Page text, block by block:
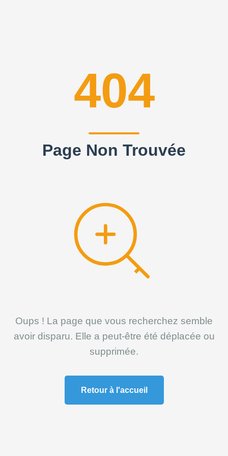
404
Page Non Trouvée
Oups ! La page que vous recherchez semble
avoir disparu. Elle a peut-être été déplacée ou
supprimée.
Retour à l'accueil